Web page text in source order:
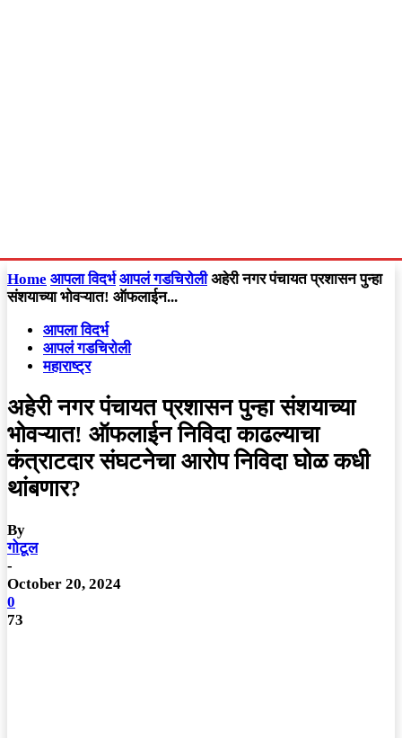
Home आपला विदर्भ आपलं गडचिरोली अहेरी नगर पंचायत प्रशासन पुन्हा
संशयाच्या भोवऱ्यात! ऑफलाईन...
आपला विदर्भ
आपलं गडचिरोली
महाराष्ट्र
अहेरी नगर पंचायत प्रशासन पुन्हा संशयाच्या
भोवऱ्यात! ऑफलाईन निविदा काढल्याचा
कंत्राटदार संघटनेचा आरोप निविदा घोळ कधी
थांबणार?
By
गोटूल
-
October 20, 2024
0
73